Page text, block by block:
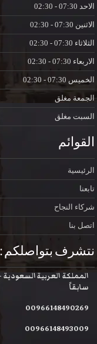
الاحد
الاثنين
الثلاثاء
الاربعاء
الخميس
الجمعة مغلق
السبت مغلق
القوائم
الرئيسية
تابعنا
شركاء النجاح
اتصل بنا
نتشرف بتواصلكم :
المملكة العربية السعودية
سابقاً
00966148490269
00966148493009